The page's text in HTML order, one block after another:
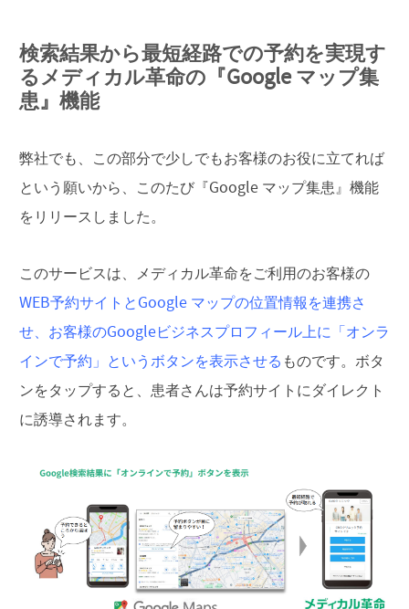
検索結果から最短経路での予約を実現す
るメディカル革命の『Google マップ集
患』機能
弊社でも、この部分で少しでもお客様のお役に立てれば
という願いから、このたび『Google マップ集患』機能
をリリースしました。
このサービスは、メディカル革命をご利用のお客様の
WEB予約サイトとGoogle マップの位置情報を連携さ
せ、お客様のGoogleビジネスプロフィール上に「オンラ
インで予約」というボタンを表示させる ものです。ボタ
ンをタップすると、患者さんは予約サイトにダイレクト
に誘導されます。